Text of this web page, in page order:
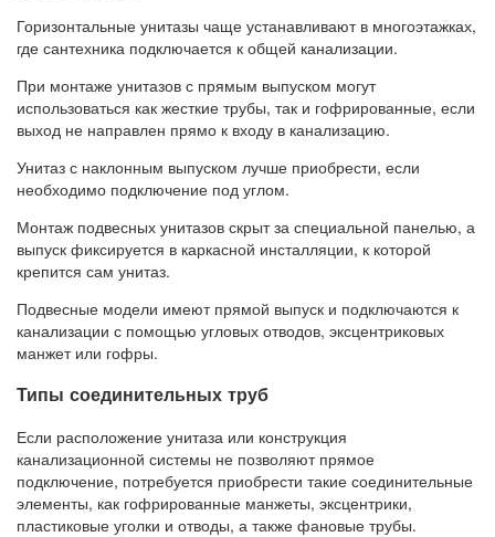
Горизонтальные унитазы чаще устанавливают в многоэтажках,
где сантехника подключается к общей канализации.
При монтаже унитазов с прямым выпуском могут
использоваться как жесткие трубы, так и гофрированные, если
выход не направлен прямо к входу в канализацию.
Унитаз с наклонным выпуском лучше приобрести, если
необходимо подключение под углом.
Монтаж подвесных унитазов скрыт за специальной панелью, а
выпуск фиксируется в каркасной инсталляции, к которой
крепится сам унитаз.
Подвесные модели имеют прямой выпуск и подключаются к
канализации с помощью угловых отводов, эксцентриковых
манжет или гофры.
Типы соединительных труб
Если расположение унитаза или конструкция
канализационной системы не позволяют прямое
подключение, потребуется приобрести такие соединительные
элементы, как гофрированные манжеты, эксцентрики,
пластиковые уголки и отводы, а также фановые трубы.